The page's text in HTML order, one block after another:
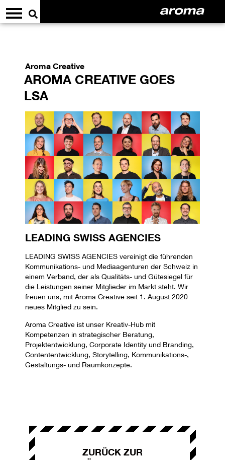
Aroma Creative
AROMA CREATIVE GOES
LSA
LEADING SWISS AGENCIES
LEADING SWISS AGENCIES vereinigt die führenden
Kommunikations- und Mediaagenturen der Schweiz in
einem Verband, der als Qualitäts- und Gütesiegel für
die Leistungen seiner Mitglieder im Markt steht. Wir
freuen uns, mit Aroma Creative seit 1. August 2020
neues Mitglied zu sein.
Aroma Creative ist unser Kreativ-Hub mit
Kompetenzen in strategischer Beratung,
Projektentwicklung, Corporate Identity und Branding,
Contententwicklung, Storytelling, Kommunikations-,
Gestaltungs- und Raumkonzepte.
ZURÜCK ZUR